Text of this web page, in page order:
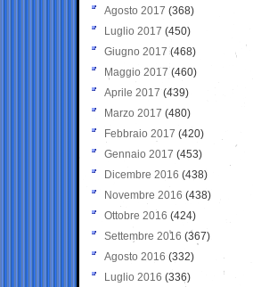
Agosto 2017 (368)
Luglio 2017 (450)
Giugno 2017 (468)
Maggio 2017 (460)
Aprile 2017 (439)
Marzo 2017 (480)
Febbraio 2017 (420)
Gennaio 2017 (453)
Dicembre 2016 (438)
Novembre 2016 (438)
Ottobre 2016 (424)
Settembre 2016 (367)
Agosto 2016 (332)
Luglio 2016 (336)